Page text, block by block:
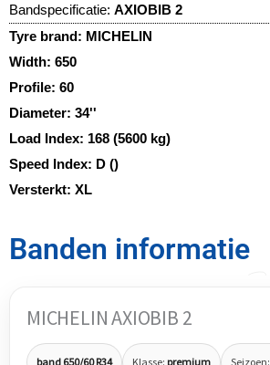
Bandspecificatie: AXIOBIB 2
Tyre brand: MICHELIN
Width: 650
Profile: 60
Diameter: 34''
Load Index: 168 (5600 kg)
Speed Index: D ()
Versterkt: XL
Banden informatie
MICHELIN AXIOBIB 2
band 650/60 R34 Klasse: premium Seizoen: